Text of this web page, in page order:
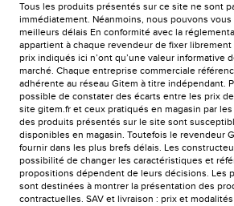
Tous les produits présentés sur ce site ne sont
immédiatement. Néanmoins, nous pouvons
meilleurs délais En conformité avec la
appartient à chaque revendeur de fixer
prix indiqués ici n’ont qu’une valeur informative
marché. Chaque entreprise commerciale
adhérente au réseau Gitem à titre indépendant.
possible de constater des écarts entre les prix
site gitem.fr et ceux pratiqués en magasin par
des produits présentés sur le site sont
disponibles en magasin. Toutefois le revendeur
fournir dans les plus brefs délais. Les
possibilité de changer les caractéristiques et
propositions dépendent de leurs décisions. Les
sont destinées à montrer la présentation des
contractuelles. SAV et livraison : prix et